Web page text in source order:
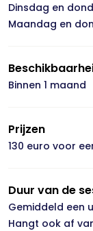
Dinsdag en
Maandag en
Binnen 1 maand
Prijzen
130 euro voor
Duur van de
Gemiddeld een
Hangt ook af